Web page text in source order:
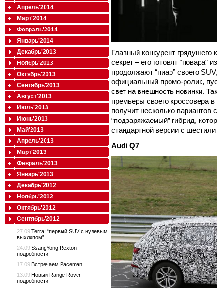
Главный конкурент
секрет – его готовят “повара”
продолжают “пиар” своего
официальный промо-ролик,
свет на внешность новинки.
премьеры своего кроссовера
получит несколько вариантов
“подзаряжаемый” гибрид,
стандартной версии с
AudiQ7
Апрель'2014
Март'2014
Февраль'2014
Январь'2014
Декабрь'2013
Ноябрь'2013
Октябрь'2013
Сентябрь'2013
Август'2013
Июль'2013
Июнь'2013
Май'2013
Апрель'2013
Март'2013
Февраль'2013
Январь'2013
Декабрь'2012
Ноябрь'2012
Октябрь'2012
Сентябрь'2012
27.09 Terra: “первый SUV с нулевым
выхлопом”
24.09 SsangYong Rexton –
подробности
17.09 Встречаем Paceman
13.09 Новый Range Rover –
подробности